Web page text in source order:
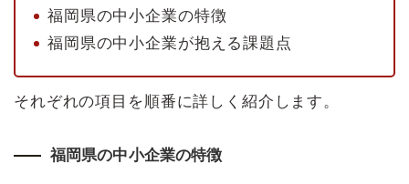
福岡県の中小企業の特徴
福岡県の中小企業が抱える課題点
それぞれの項目を順番に詳しく紹介します。
福岡県の中小企業の特徴